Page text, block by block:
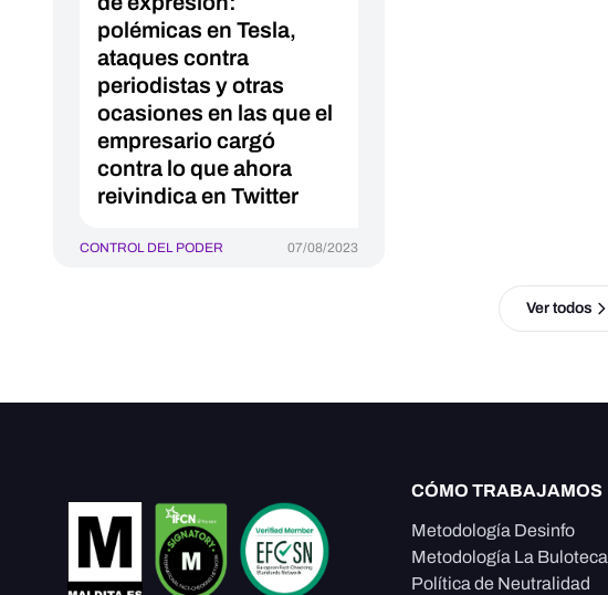
polémicas en Tesla,
ataques contra
periodistas y otras
ocasiones en las que el
empresario cargó
contra lo que ahora
reivindica en Twitter
CONTROL DEL PODER 07/08/2023
Ver todos
CÓMO TRABAJAMOS
Metodología Desinfo
Metodología La Buloteca
Política de Neutralidad